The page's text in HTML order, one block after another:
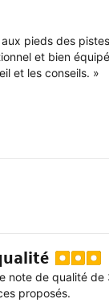
pieds des pistes
et bien
et les conseils. »
note de qualité
proposés.